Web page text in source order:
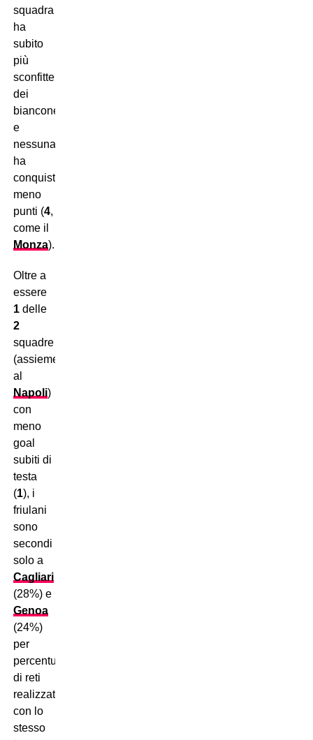
squadra
ha
subito
più
sconfitte
dei
bianconeri
e
nessuna
ha
conquistato
meno
punti (4,
come il
Monza).
Oltre a
essere
1 delle
2
squadre
(assieme
al
Napoli)
con
meno
goal
subiti di
testa
(1), i
friulani
sono
secondi
solo a
Cagliari
(28%) e
Genoa
(24%)
per
percentuale
di reti
realizzate
con lo
stesso